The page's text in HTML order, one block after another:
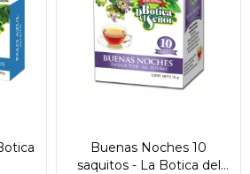
Buenas Noches 10
saquitos - La Botica del